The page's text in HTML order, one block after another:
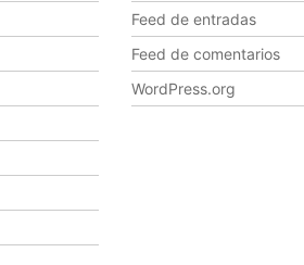
Feed de entradas
Feed de comentarios
WordPress.org